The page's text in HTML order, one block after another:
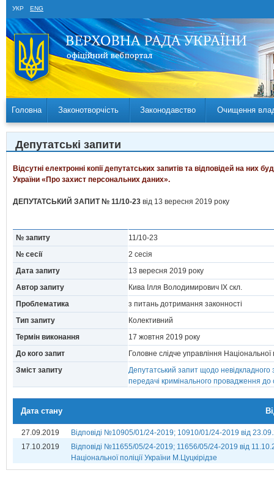
УКР ENG
Головна Законотворчість Законодавство Очищення
Депутатські запити
Відсутні електронні копії депутатських запитів та відповідей на
України «Про захист персональних даних».
ДЕПУТАТСЬКИЙ ЗАПИТ № 11/10-23 від 13 вересня 2019 року
№ запиту
11/10-23
№ сесії
2 сесія
Дата запиту
13 вересня 2019 року
Автор запиту
Кива Ілля Володимирович IX скл.
Проблематика
з питань дотримання законності
Тип запиту
Колективний
Термін виконання
17 жовтня 2019 року
До кого запит
Головне слідче управління
Зміст запиту
Депутатський запит щодо
передачі кримінального провадження до
Дата стану
27.09.2019
Відповіді №10905/01/24-2019; 10910/01/24-2019 від
17.10.2019
Відповіді №11655/05/24-2019; 11656/05/24-2019 від
Національної поліції України М.Цуцкірідзе